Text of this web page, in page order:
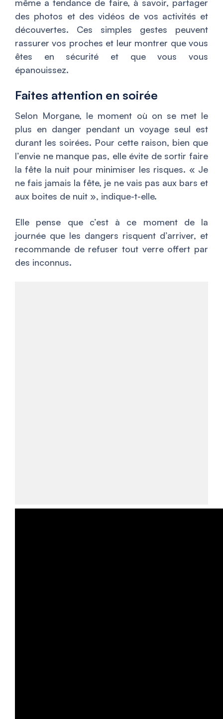
même a tendance de faire, à savoir, partager
des photos et des vidéos de vos activités et
découvertes. Ces simples gestes peuvent
rassurer vos proches et leur montrer que vous
êtes en sécurité et que vous vous
épanouissez.
Faites attention en soirée
Selon Morgane, le moment où on se met le
plus en danger pendant un voyage seul est
durant les soirées. Pour cette raison, bien que
l’envie ne manque pas, elle évite de sortir faire
la fête la nuit pour minimiser les risques. « Je
ne fais jamais la fête, je ne vais pas aux bars et
aux boites de nuit », indique-t-elle.
Elle pense que c’est à ce moment de la
journée que les dangers risquent d’arriver, et
recommande de refuser tout verre offert par
des inconnus.